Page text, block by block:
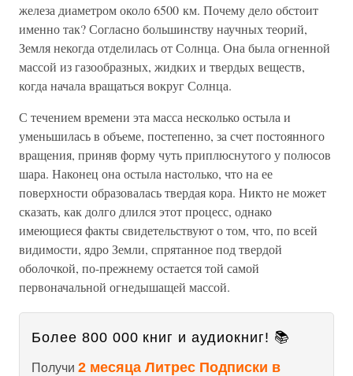
железа диаметром около 6500 км. Почему дело обстоит
именно так? Согласно большинству научных теорий,
Земля некогда отделилась от Солнца. Она была огненной
массой из газообразных, жидких и твердых веществ,
когда начала вращаться вокруг Солнца.
С течением времени эта масса несколько остыла и
уменьшилась в объеме, постепенно, за счет постоянного
вращения, приняв форму чуть приплюснутого у полюсов
шара. Наконец она остыла настолько, что на ее
поверхности образовалась твердая кора. Никто не может
сказать, как долго длился этот процесс, однако
имеющиеся факты свидетельствуют о том, что, по всей
видимости, ядро Земли, спрятанное под твердой
оболочкой, по-прежнему остается той самой
первоначальной огнедышащей массой.
Более 800 000 книг и аудиокниг! 📚
Получи 2 месяца Литрес Подписки в